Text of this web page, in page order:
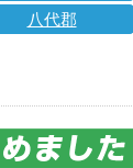
八代郡